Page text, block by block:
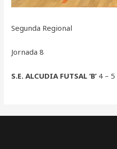
Segunda Regional
Jornada 8
S.E. ALCUDIA FUTSAL ‘B’ 4 – 5